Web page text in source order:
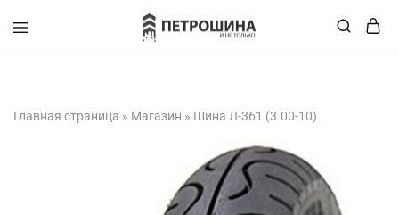
+375 (XX) XXX-XX-XX
Главная страница » Магазин » Шина Л-361 (3.00-10)